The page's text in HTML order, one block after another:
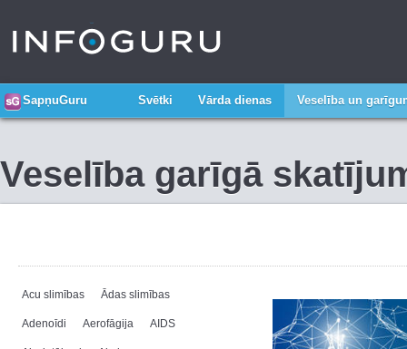
SapņuGuru Svētki Vārda dienas Veselība un
Veselība garīgā
Acu slimības Ādas slimības
Adenoīdi Aerofāgija AIDS